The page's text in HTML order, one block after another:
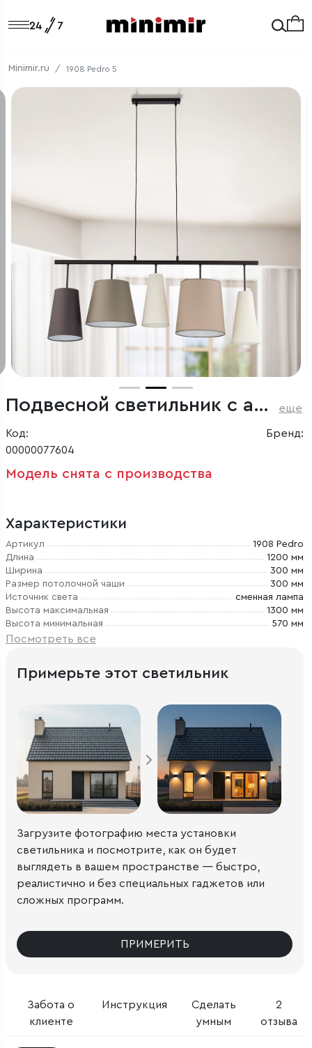
Minimir.ru 1908 Pedro 5
Подвесной светильник с абажурами еще
Код:
00000077604
Бренд:
Модель снята с производства
Характеристики
Артикул
1908 Pedro
Длина
1200 мм
Ширина
300 мм
Размер потолочной чаши
300 мм
Источник света
сменная лампа
Высота максимальная
1300 мм
Высота минимальная
570 мм
Посмотреть все
Забота о
клиенте
Инструкция
Сделать
умным
2
отзыва
Примерьте этот светильник
Загрузите фотографию места установки
светильника и посмотрите, как он будет
выглядеть в вашем пространстве — быстро,
реалистично и без специальных гаджетов или
сложных программ.
ПРИМЕРИТЬ